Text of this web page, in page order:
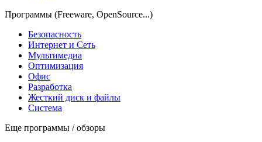
Программы (Freeware, OpenSource...)
Безопасность
Интернет и Сеть
Мультимедиа
Оптимизация
Офис
Разработка
Жесткий диск и файлы
Система
Еще программы / обзоры